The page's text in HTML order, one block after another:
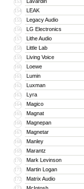
153
154 LEAK
155 Legacy Audio
156 LG Electronics
157 Lithe Audio
158 Little Lab
159 Living Voice
160 Loewe
161 Lumin
162 Luxman
163 Lyra
164 Magico
165 Magnat
166 Magnepan
167 Magnetar
168 Manley
169 Marantz
170 Mark Levinson
171 Martin Logan
172 Matrix Audio